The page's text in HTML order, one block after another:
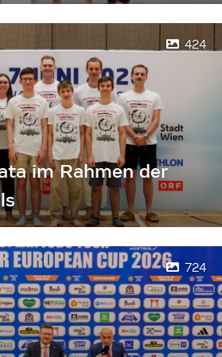
424
im Rahmen der
724